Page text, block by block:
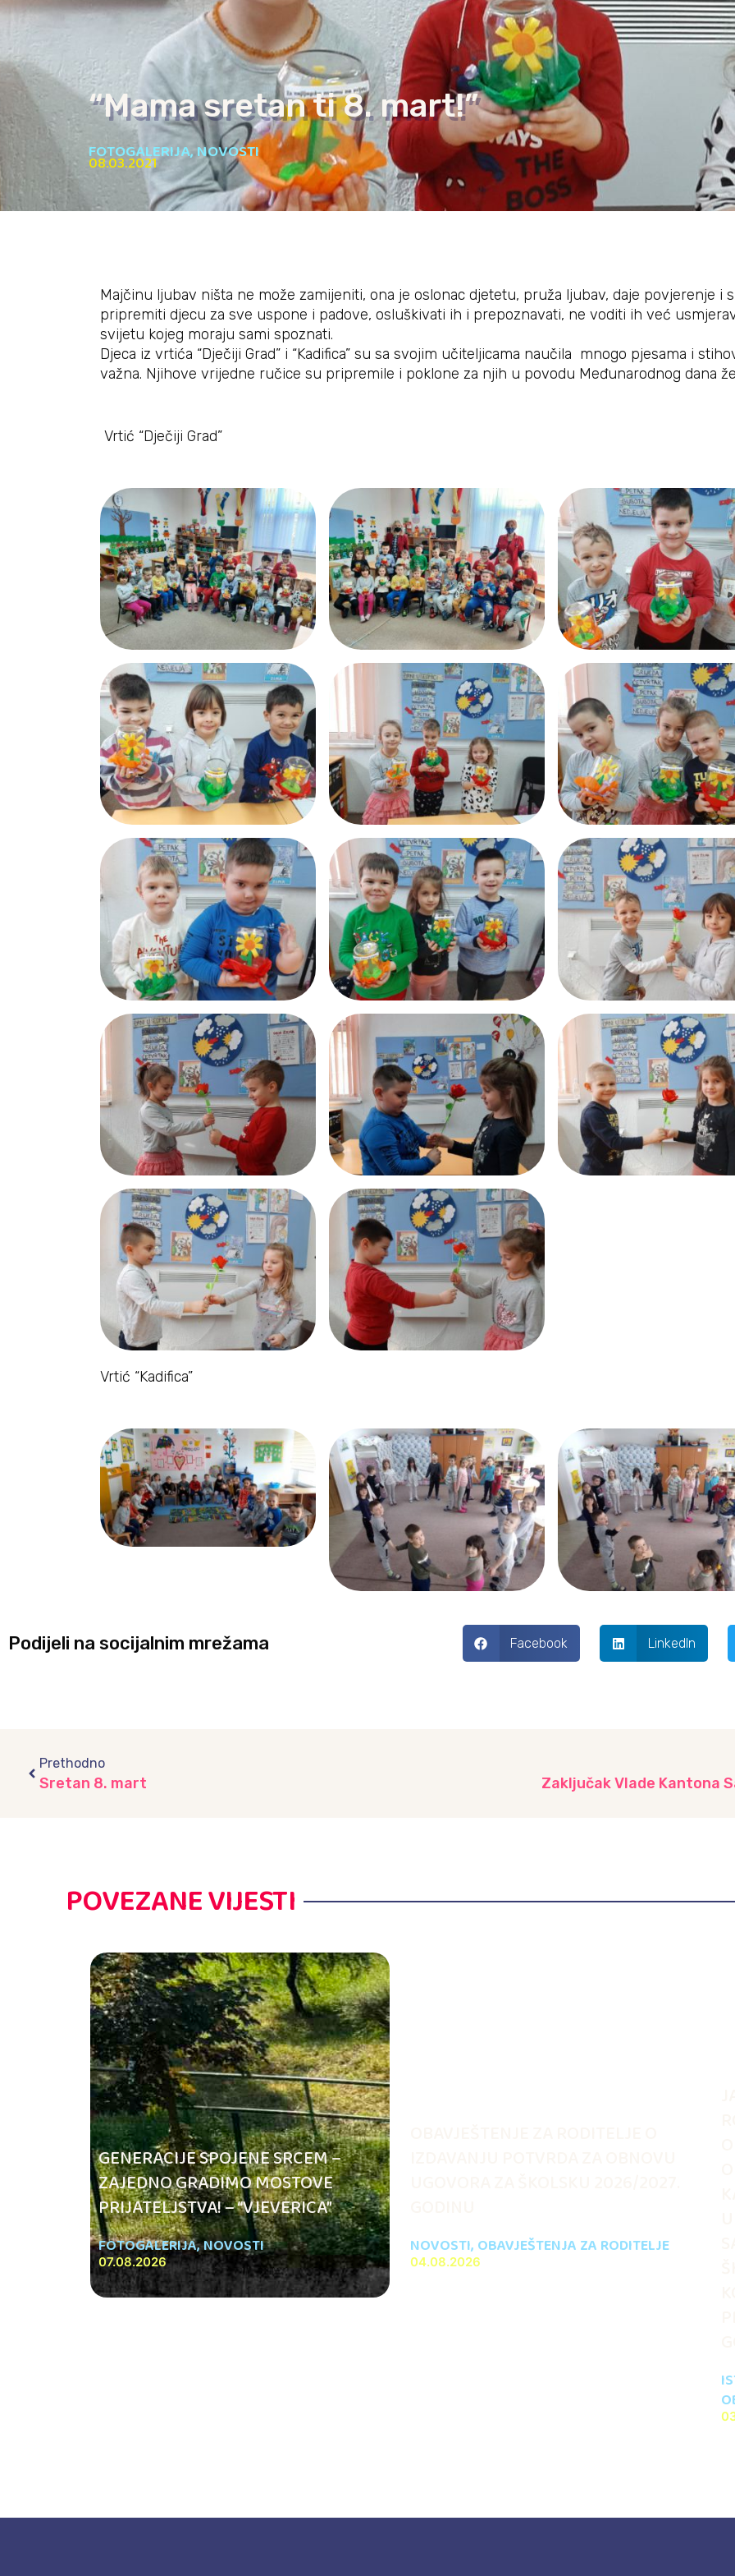
“Mama sretan ti 8. mart!”
FOTOGALERIJA,NOVOSTI
08.03.2021
Majčinu ljubav ništa ne može zamijeniti, ona je oslonac djetetu, pruža ljubav, daje povjerenje i
pripremiti djecu za sve uspone i padove, osluškivati ih i prepoznavati, ne voditi ih već
svijetu kojeg moraju sami spoznati.
Djeca iz vrtića “Dječiji Grad” i “Kadifica” su sa svojim učiteljicama naučila mnogo pjesama i
važna. Njihove vrijedne ručice su pripremile i poklone za njih u povodu Međunarodnog dana
Vrtić “Dječiji Grad”
Vrtić “Kadifica”
Podijeli na socijalnim mrežama Facebook LinkedIn
Prethodno
Sretan 8. mart Zaključak Vlade Kantona
POVEZANE VIJESTI
GENERACIJE SPOJENE SRCEM –
ZAJEDNO GRADIMO MOSTOVE
PRIJATELJSTVA! – “VJEVERICA”
FOTOGALERIJA,NOVOSTI
07.08.2026
NOVOSTI, OBAVJEŠTENJA ZA RODITELJE
04.08.2026